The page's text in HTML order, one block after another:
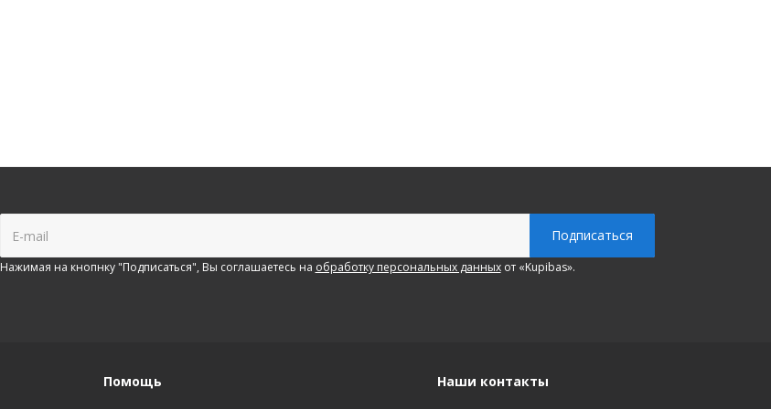
Нажимая на кнопнку "Подписаться", Вы соглашаетесь на обработку персональных данныхот «Kupibas».
Помощь Наши контакты